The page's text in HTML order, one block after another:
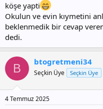
köşe yapti
Okulun ve evin kıymetini
beklenmedik bir cevap
dedi.
B btogretmeni34
Seçkin Üye Seçkin Üye
4 Temmuz 2025